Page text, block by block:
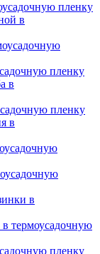
пленку
в
пленку
в
пленку
в
в
термоусадочную
пленку